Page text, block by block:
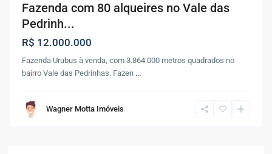
Fazenda com 80 alqueires no Vale das
Pedrinh...
R$ 12.000.000
Fazenda Urubus à venda, com 3.864.000 metros quadrados no
bairro Vale das Pedrinhas. Fazen ...
Wagner Motta Imóveis